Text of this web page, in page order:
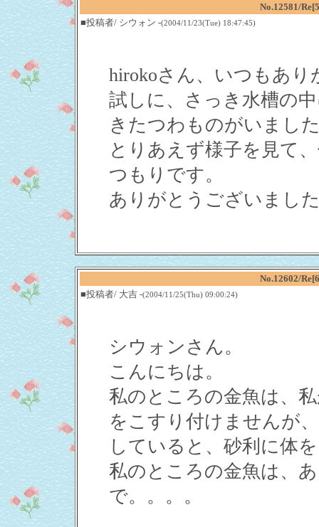
No.12581/
■投稿者/ シウォン -(2004/11/23(Tue) 18:47:45)
hirokoさん、いつもあ
試しに、さっき水槽の
きたつわものがいまし
とりあえず様子を見て
つもりです。
ありがとうございまし
No.12602/
■投稿者/ 大吉 -(2004/11/25(Thu) 09:00:24)
シウォンさん。
こんにちは。
私のところの金魚は、
をこすり付けませんが
していると、砂利に体
私のところの金魚は、
で。。。。